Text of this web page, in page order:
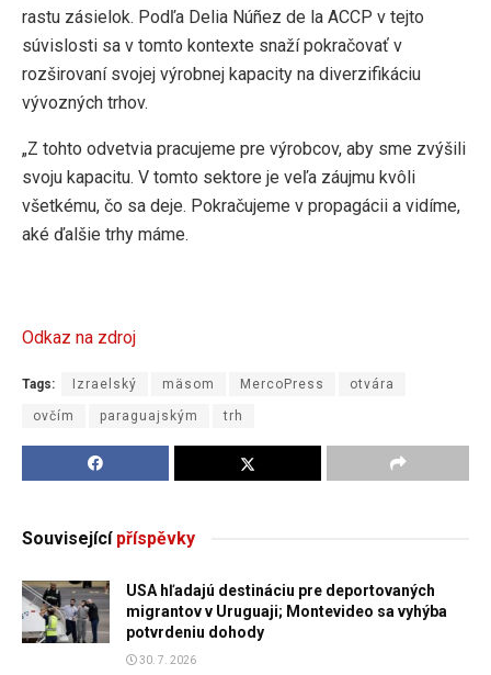
rastu zásielok. Podľa Delia Núñez de la ACCP v tejto
súvislosti sa v tomto kontexte snaží pokračovať v
rozširovaní svojej výrobnej kapacity na diverzifikáciu
vývozných trhov.
„Z tohto odvetvia pracujeme pre výrobcov, aby sme zvýšili
svoju kapacitu. V tomto sektore je veľa záujmu kvôli
všetkému, čo sa deje. Pokračujeme v propagácii a vidíme,
aké ďalšie trhy máme.
Odkaz na zdroj
Tags: Izraelský mäsom MercoPress otvára
ovčím paraguajským trh
Souvisejícípříspěvky
USA hľadajú destináciu pre deportovaných
migrantov v Uruguaji; Montevideo sa vyhýba
potvrdeniu dohody
30. 7. 2026